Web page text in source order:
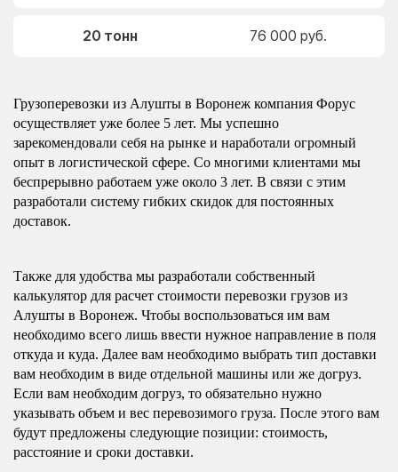
20 тонн 76 000 руб.
Грузоперевозки из Алушты в Воронеж компания Форус
осуществляет уже более 5 лет. Мы успешно
зарекомендовали себя на рынке и наработали огромный
опыт в логистической сфере. Со многими клиентами мы
беспрерывно работаем уже около 3 лет. В связи с этим
разработали систему гибких скидок для постоянных
доставок.
Также для удобства мы разработали собственный
калькулятор для расчет стоимости перевозки грузов из
Алушты в Воронеж. Чтобы воспользоваться им вам
необходимо всего лишь ввести нужное направление в поля
откуда и куда. Далее вам необходимо выбрать тип доставки
вам необходим в виде отдельной машины или же догруз.
Если вам необходим догруз, то обязательно нужно
указывать объем и вес перевозимого груза. После этого вам
будут предложены следующие позиции: стоимость,
расстояние и сроки доставки.